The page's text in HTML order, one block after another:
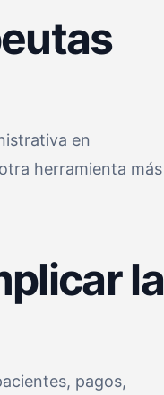
en
herramienta más
la
pagos,